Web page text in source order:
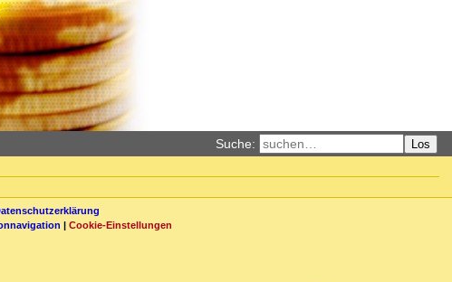
Suche: Los
| Cookie-Einstellungen